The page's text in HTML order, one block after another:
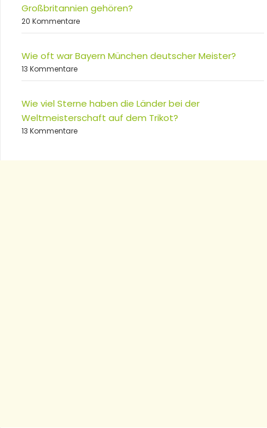
Großbritannien gehören?
20 Kommentare
Wie oft war Bayern München deutscher Meister?
13 Kommentare
Wie viel Sterne haben die Länder bei der
Weltmeisterschaft auf dem Trikot?
13 Kommentare